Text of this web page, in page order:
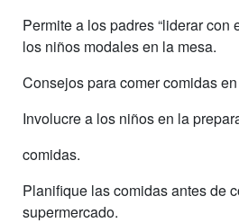
Permite a los padres “liderar con
los niños modales en la mesa.
Consejos para comer comidas
Involucre a los niños en la
comidas.
Planifique las comidas antes de
supermercado.